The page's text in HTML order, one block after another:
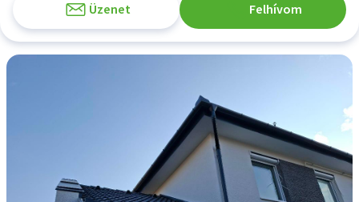
Üzenet Felhívom